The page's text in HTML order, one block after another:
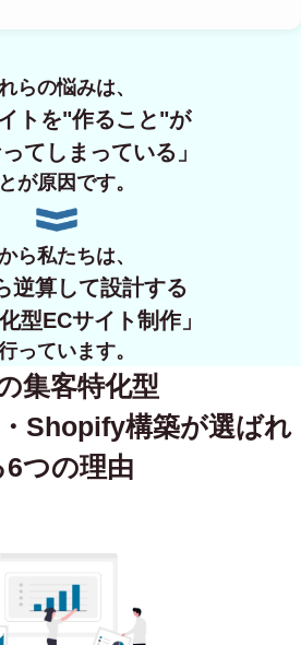
らの悩みは、
イトを"作ること"が
てしまっている」
が原因です。
ら私たちは、
逆算して設計する
型ECサイト制作」
っています。
集客特化型
Shopify構築が選ばれ
6つの理由